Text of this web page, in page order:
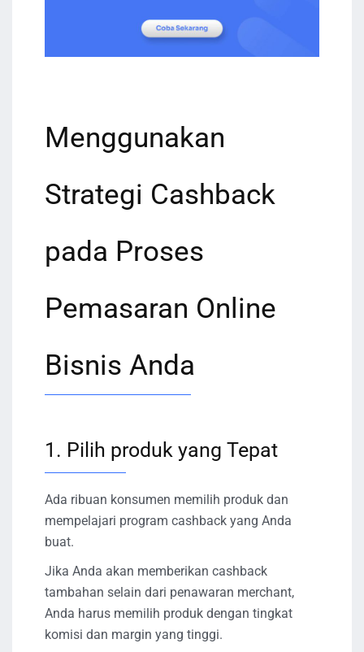
Menggunakan
Strategi Cashback
pada Proses
Pemasaran Online
Bisnis Anda
1. Pilih produk yang Tepat
Ada ribuan konsumen memilih produk dan
mempelajari program cashback yang Anda
buat.
Jika Anda akan memberikan cashback
tambahan selain dari penawaran merchant,
Anda harus memilih produk dengan tingkat
komisi dan margin yang tinggi.